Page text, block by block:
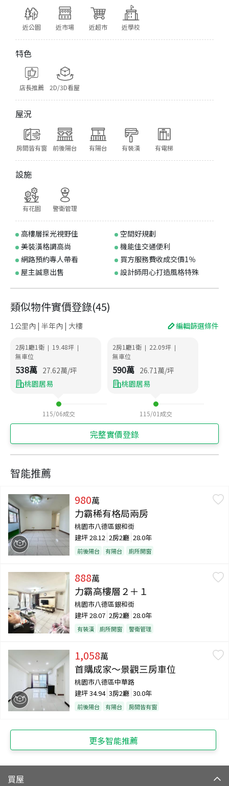
近公園 近市場 近超市 近學校
特色
店長推薦 2D/3D看屋
屋況
房間皆有窗 前後陽台 有陽台 有裝潢 有電梯
設施
有花園 警衛管理
高樓層採光視野佳
空間好規劃
美裝潢格調高尚
機能佳交通便利
網路預約專人帶看
買方服務費收成交價1％
屋主誠意出售
設計師用心打造風格特殊
類似物件實價登錄(45)
1公里內 | 半年內 | 大樓 編輯篩選條件
2房1廳1衛 | 19.48坪 |
無車位
538萬 27.62萬/坪
桃園居易
115/06成交
2房1廳1衛 | 22.09坪 |
無車位
590萬 26.71萬/坪
桃園居易
115/01 成交
完整實價登錄
智能推薦
980萬
力霸稀有格局兩房
桃園市八德區銀和街
建坪28.12 2房2廳 28.0年
前後陽台 有陽台 廁所開窗
888萬
力霸高樓層２＋１
桃園市八德區銀和街
建坪28.07 2房2廳 28.0年
有裝潢 廁所開窗 警衛管理
1,058萬
首購成家～景觀三房車位
桃園市八德區中華路
建坪34.94 3房2廳 30.0年
前後陽台 有陽台 房間皆有窗
更多智能推薦
買屋